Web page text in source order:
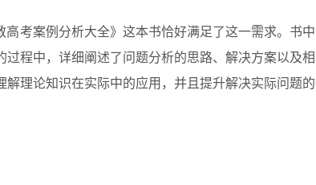
考案例分析大全》这本书恰好满足了这一需求。书中
程中，详细阐述了问题分析的思路、解决方案以及相
理论知识在实际中的应用，并且提升解决实际问题的